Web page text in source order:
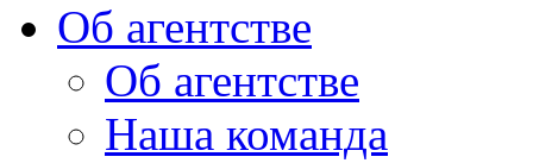
Об агентстве
Об агентстве
Наша команда